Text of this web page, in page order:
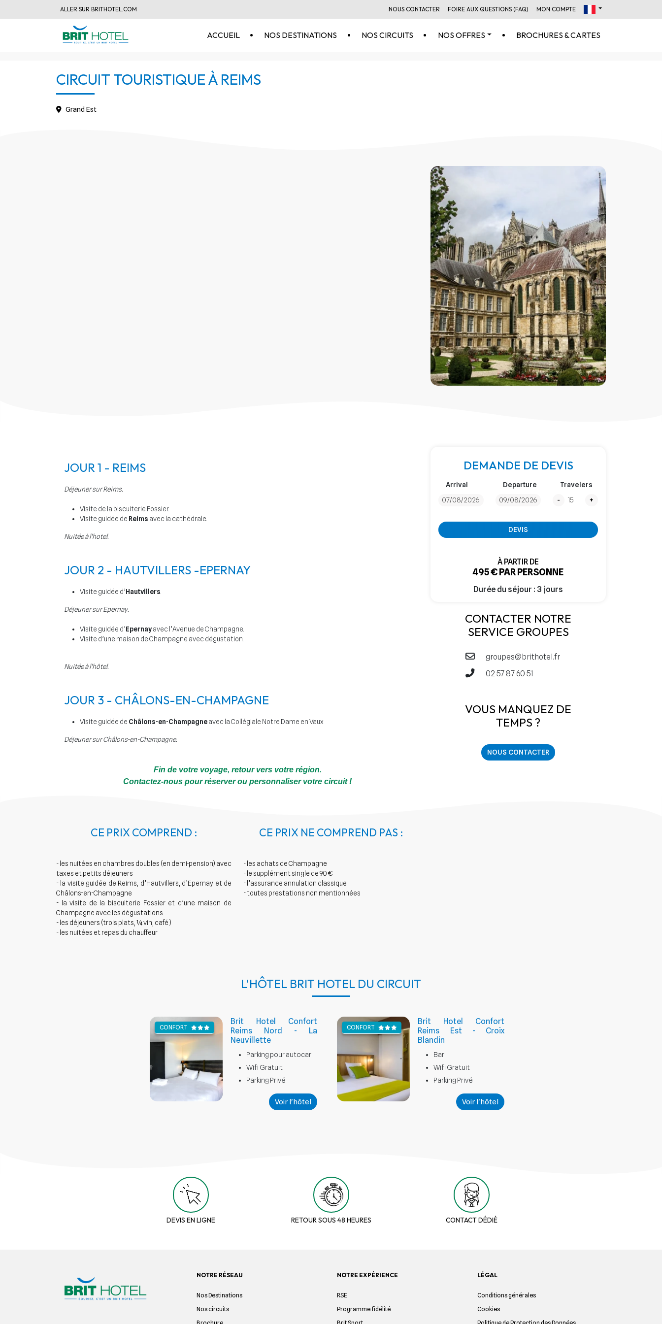
ALLER SUR BRITHOTEL.COM NOUS CONTACTER FOIRE AUX QUESTIONS (FAQ) MON COMPTE
ACCUEIL NOS DESTINATIONS NOS CIRCUITS NOS OFFRES BROCHURES & CARTES
CIRCUIT TOURISTIQUE À REIMS
Grand Est
JOUR 1 - REIMS
Déjeuner sur Reims.
Visite de la biscuiterie Fossier.
Visite guidée de Reims avec la cathédrale.
Nuitée à l'hotel.
JOUR 2 - HAUTVILLERS -EPERNAY
Visite guidée d’Hautvillers
Déjeuner sur Epernay.
Visite guidée d’Epernayavec l’Avenue de Champagne.
Visite d’une maison de Champagne avec dégustation.
Nuitée à l'hôtel.
JOUR 3 - CHÂLONS-EN-CHAMPAGNE
Visite guidée de Châlons-en-Champagneavec la Collégiale Notre Dame en Vaux
Déjeuner sur Châlons-en-Champagne.
Fin de votre voyage, retour vers votre région.
Contactez-nous pour réserver ou personnaliser votre circuit !
DEMANDE DE DEVIS
Arrival Departure
Travelers
-
+
DEVIS
À PARTIR DE
495 € PAR PERSONNE
Durée du séjour : 3 jours
CONTACTER NOTRE
SERVICE GROUPES
groupes@brithotel.fr
02 57 87 60 51
VOUS MANQUEZ DE
TEMPS ?
NOUS CONTACTER
CE PRIX COMPREND :
- les nuitées en chambres doubles (en demi-pension) avec
taxes et petits déjeuners
- la visite guidée de Reims, d’Hautvillers, d’Epernay et de
Châlons-en-Champagne
- la visite de la biscuiterie Fossier et d’une maison de
Champagne avec les dégustations
- les déjeuners (trois plats, ¼ vin, café)
- les nuitées et repas du chauffeur
CE PRIX NE COMPREND PAS :
- les achats de Champagne
- le supplément single de 90 €
- l’assurance annulation classique
- toutes prestations non mentionnées
L'HÔTEL BRIT HOTEL DU CIRCUIT
CONFORT
Brit Hotel Confort
Reims Nord - La
Neuvillette
Parking pour autocar
Wifi Gratuit
Parking Privé
Voir l'hôtel
CONFORT
Brit Hotel Confort
Reims Est - Croix
Blandin
Bar
Wifi Gratuit
Parking Privé
Voir l'hôtel
DEVIS EN LIGNE RETOUR SOUS 48 HEURES CONTACT DÉDIÉ
NOTRE RÉSEAU
Nos Destinations
Nos circuits
NOTRE EXPÉRIENCE
RSE
Programme fidélité
LÉGAL
Conditions générales
Cookies